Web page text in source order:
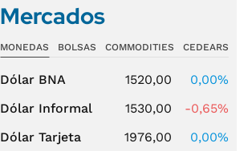
Mercados
MONEDAS BOLSAS COMMODITIES CEDEARS
Dólar BNA 1520,00
0,00%
Dólar Informal
1530,00
-0,65%
Dólar Tarjeta
1976,00
0,00%